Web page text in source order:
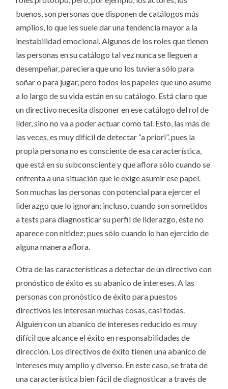
buenos, son personas que disponen de catálogos más
amplios, lo que les suele dar una tendencia mayor a la
inestabilidad emocional. Algunos de los roles que tienen
las personas en su catálogo tal vez nunca se lleguen a
desempeñar, pareciera que uno los tuviera sólo para
soñar o para jugar, pero todos los papeles que uno asume
a lo largo de su vida están en su catálogo. Está claro que
un directivo necesita disponer en ese catálogo del rol de
líder, sino no va a poder actuar como tal. Esto, las más de
las veces, es muy difícil de detectar “a priori”, pues la
propia persona no es consciente de esa característica,
que está en su subconsciente y que aflora sólo cuando se
enfrenta a una situación que le exige asumir ese papel.
Son muchas las personas con potencial para ejercer el
liderazgo que lo ignoran; incluso, cuando son sometidos
a tests para diagnosticar su perfil de liderazgo, éste no
aparece con nitidez; pues sólo cuando lo han ejercido de
alguna manera aflora.
Otra de las características a detectar de un directivo con
pronóstico de éxito es su abanico de intereses. A las
personas con pronóstico de éxito para puestos
directivos les interesan muchas cosas, casi todas.
Alguien con un abanico de intereses reducido es muy
difícil que alcance el éxito en responsabilidades de
dirección. Los directivos de éxito tienen una abanico de
intereses muy amplio y diverso. En este caso, se trata de
una característica bien fácil de diagnosticar a través de